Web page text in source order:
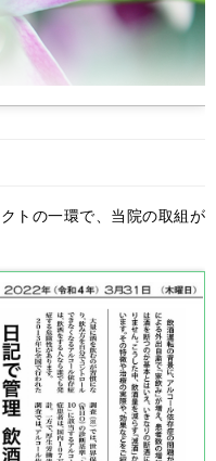
トの一環で、当院の取組が